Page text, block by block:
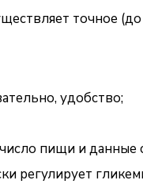
точное
удобство;
пищи и
регулирует